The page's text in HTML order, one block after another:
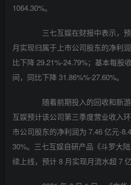
1064.30%。
三七互娱在财报中表示，预
月实现归属于上市公司股东的净利
比下降 29.21%-24.79%；基本每股
间，同比下降 31.86%%-27.60%。
随着前期投入的回收和新游
互娱预计该公司第三季度营业收入
市公司股东的净利润为 7.46 亿元-
30%。三七互娱自研产品《斗罗大
续上线，预计 8 月实现月流水超 7 亿